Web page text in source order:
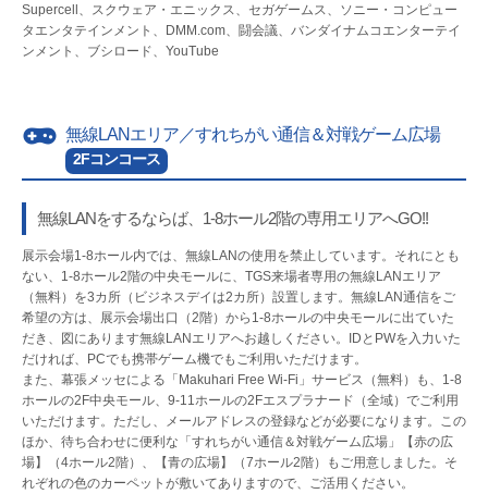
Supercell、スクウェア・エニックス、セガゲームス、ソニー・コンピュー
タエンタテインメント、DMM.com、闘会議、バンダイナムコエンターテイ
ンメント、ブシロード、YouTube
無線LANエリア／すれちがい通信＆対戦ゲーム広場
2Fコンコース
無線LANをするならば、1-8ホール2階の専用エリアへGO!!
展示会場1-8ホール内では、無線LANの使用を禁止しています。それにとも
ない、1-8ホール2階の中央モールに、TGS来場者専用の無線LANエリア
（無料）を3カ所（ビジネスデイは2カ所）設置します。無線LAN通信をご
希望の方は、展示会場出口（2階）から1-8ホールの中央モールに出ていた
だき、図にあります無線LANエリアへお越しください。IDとPWを入力いた
だければ、PCでも携帯ゲーム機でもご利用いただけます。
また、幕張メッセによる「Makuhari Free Wi-Fi」サービス（無料）も、1-8
ホールの2F中央モール、9-11ホールの2Fエスプラナード（全域）でご利用
いただけます。ただし、メールアドレスの登録などが必要になります。この
ほか、待ち合わせに便利な「すれちがい通信＆対戦ゲーム広場」【赤の広
場】（4ホール2階）、【青の広場】（7ホール2階）もご用意しました。そ
れぞれの色のカーペットが敷いてありますので、ご活用ください。